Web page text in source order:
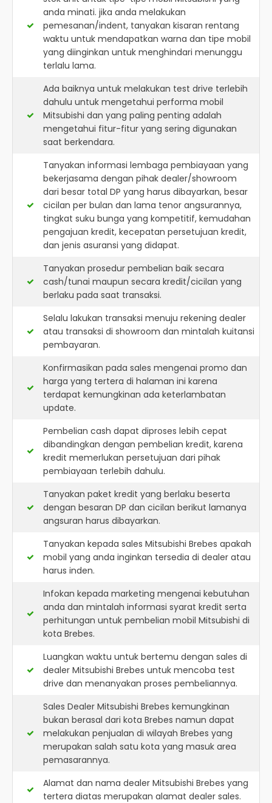
anda minati. jika anda melakukan
pemesanan/indent, tanyakan kisaran rentang
waktu untuk mendapatkan warna dan tipe mobil
yang diinginkan untuk menghindari menunggu
terlalu lama.
Ada baiknya untuk melakukan test drive terlebih
dahulu untuk mengetahui performa mobil
Mitsubishi dan yang paling penting adalah
mengetahui fitur-fitur yang sering digunakan
saat berkendara.
Tanyakan informasi lembaga pembiayaan yang
bekerjasama dengan pihak dealer/showroom
dari besar total DP yang harus dibayarkan, besar
cicilan per bulan dan lama tenor angsurannya,
tingkat suku bunga yang kompetitif, kemudahan
pengajuan kredit, kecepatan persetujuan kredit,
dan jenis asuransi yang didapat.
Tanyakan prosedur pembelian baik secara
cash/tunai maupun secara kredit/cicilan yang
berlaku pada saat transaksi.
Selalu lakukan transaksi menuju rekening dealer
atau transaksi di showroom dan mintalah kuitansi
pembayaran.
Konfirmasikan pada sales mengenai promo dan
harga yang tertera di halaman ini karena
terdapat kemungkinan ada keterlambatan
update.
Pembelian cash dapat diproses lebih cepat
dibandingkan dengan pembelian kredit, karena
kredit memerlukan persetujuan dari pihak
pembiayaan terlebih dahulu.
Tanyakan paket kredit yang berlaku beserta
dengan besaran DP dan cicilan berikut lamanya
angsuran harus dibayarkan.
Tanyakan kepada sales Mitsubishi Brebes apakah
mobil yang anda inginkan tersedia di dealer atau
harus inden.
Infokan kepada marketing mengenai kebutuhan
anda dan mintalah informasi syarat kredit serta
perhitungan untuk pembelian mobil Mitsubishi di
kota Brebes.
Luangkan waktu untuk bertemu dengan sales di
dealer Mitsubishi Brebes untuk mencoba test
drive dan menanyakan proses pembeliannya.
Sales Dealer Mitsubishi Brebes kemungkinan
bukan berasal dari kota Brebes namun dapat
melakukan penjualan di wilayah Brebes yang
merupakan salah satu kota yang masuk area
pemasarannya.
Alamat dan nama dealer Mitsubishi Brebes yang
tertera diatas merupakan alamat dealer sales.